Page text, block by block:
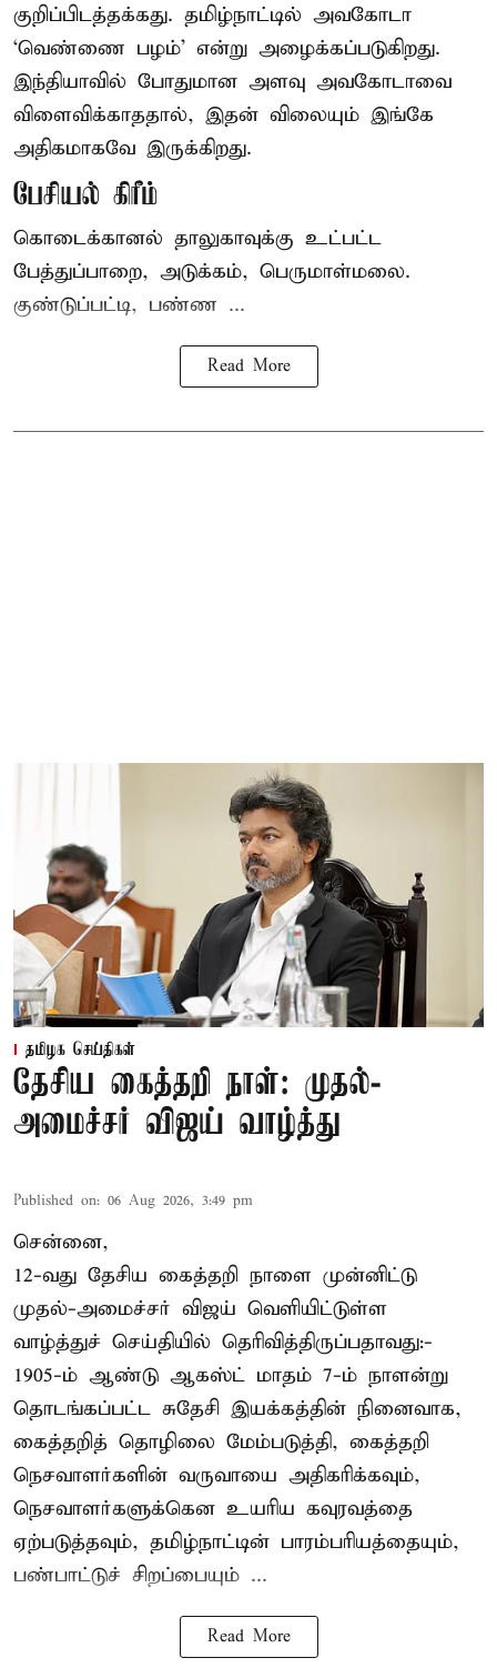
குறிப்பிடத்தக்கது. தமிழ்நாட்டில் அவகோடா
‘வெண்ணை பழம்’ என்று அழைக்கப்படுகிறது.
இந்தியாவில் போதுமான அளவு அவகோடாவை
விளைவிக்காததால், இதன் விலையும் இங்கே
அதிகமாகவே இருக்கிறது.
பேசியல் கிரீம்
கொடைக்கானல் தாலுகாவுக்கு உட்பட்ட
பேத்துப்பாறை, அடுக்கம், பெருமாள்மலை.
குண்டுப்பட்டி, பண்ண ...
Read More
தமிழக செய்திகள்
தேசிய கைத்தறி நாள்: முதல்-
அமைச்சர் விஜய் வாழ்த்து
Published on: 06 Aug 2026, 3:49 pm
சென்னை,
12-வது தேசிய கைத்தறி நாளை முன்னிட்டு
முதல்-அமைச்சர் விஜய் வெளியிட்டுள்ள
வாழ்த்துச் செய்தியில் தெரிவித்திருப்பதாவது:-
1905-ம் ஆண்டு ஆகஸ்ட் மாதம் 7-ம் நாளன்று
தொடங்கப்பட்ட சுதேசி இயக்கத்தின் நினைவாக,
கைத்தறித் தொழிலை மேம்படுத்தி, கைத்தறி
நெசவாளர்களின் வருவாயை அதிகரிக்கவும்,
நெசவாளர்களுக்கென உயரிய கவுரவத்தை
ஏற்படுத்தவும், தமிழ்நாட்டின் பாரம்பரியத்தையும்,
பண்பாட்டுச் சிறப்பையும் ...
Read More